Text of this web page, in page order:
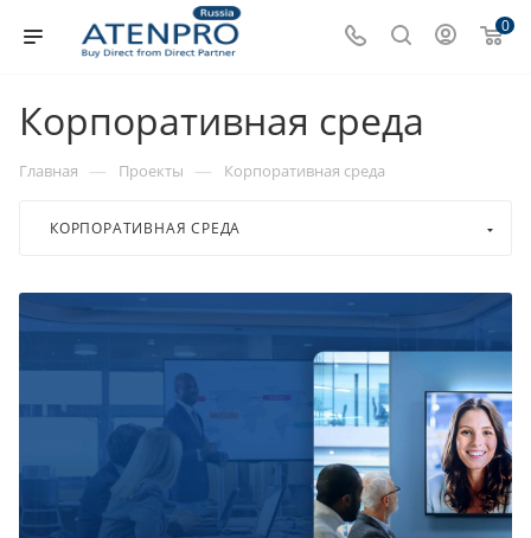
0
Корпоративная среда
Главная — Проекты — Корпоративная среда
КОРПОРАТИВНАЯ СРЕДА